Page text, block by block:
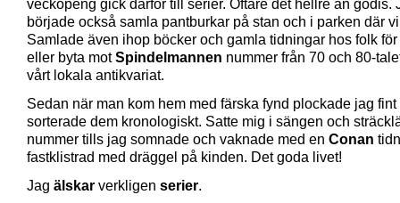
veckopeng gick därför till serier. Oftare det hellre än godis.
började också samla pantburkar på stan och i parken där
Samlade även ihop böcker och gamla tidningar hos folk
eller byta motSpindelmannen nummer från 70 och 80-
vårt lokala antikvariat.
Sedan när man kom hem med färska fynd plockade jag
sorterade dem kronologiskt. Satte mig i sängen och
nummer tills jag somnade och vaknade med en Conan
fastklistrad med dräggel på kinden. Det goda livet!
Jag älskar verkligen serier.